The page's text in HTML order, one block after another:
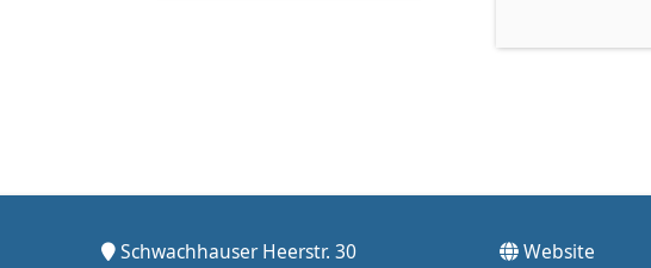
Schwachhauser Heerstr. 30 Website